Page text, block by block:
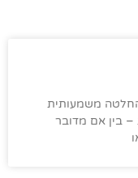
שקל היא החלטה משמעותית
– בין אם מדובר